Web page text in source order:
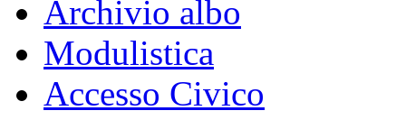
Archivio albo
Modulistica
Accesso Civico